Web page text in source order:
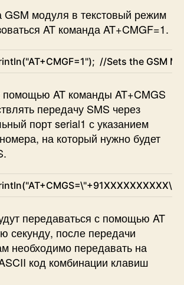
модуля в текстовый режим
AT команда AT+CMGF=1.
Arduino
("AT+CMGF=1"); //Sets the GSM
помощью AT команды AT+CMGS
передачу SMS через
порт serial1 с указанием
на который нужно будет
Arduino
(
передаваться с помощью AT
секунду, после передачи
необходимо передавать на
код комбинации клавиш